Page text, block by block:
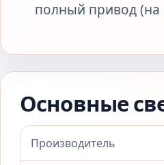
полный привод (на
Основные
Производитель